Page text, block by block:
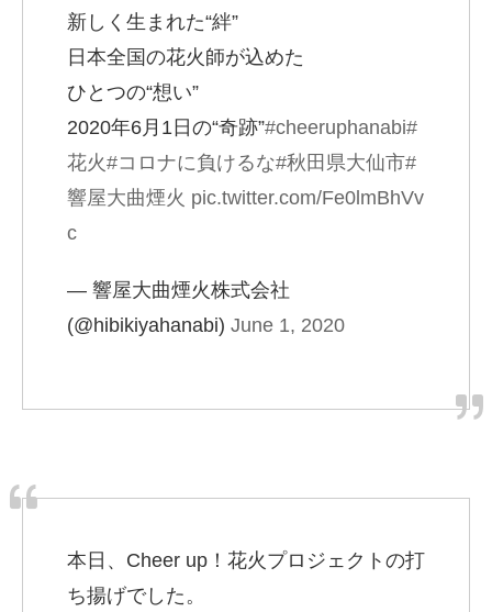
新しく生まれた“絆”
日本全国の花火師が込めた
ひとつの“想い”
2020年6月1日の“奇跡”#cheeruphanabi#
花火#コロナに負けるな#秋田県大仙市#
響屋大曲煙火 pic.twitter.com/Fe0lmBhVv
c
— 響屋大曲煙火株式会社
(@hibikiyahanabi) June 1, 2020
本日、Cheer up！花火プロジェクトの打
ち揚げでした。